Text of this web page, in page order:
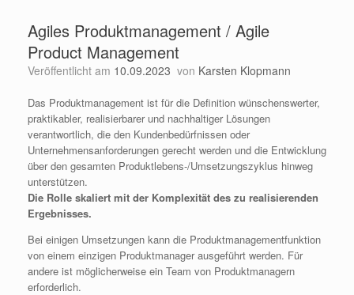
Agiles Produktmanagement / Agile
Product Management
Veröffentlicht am 10.09.2023 von Karsten Klopmann
Das Produktmanagement ist für die Definition wünschenswerter,
praktikabler, realisierbarer und nachhaltiger Lösungen
verantwortlich, die den Kundenbedürfnissen oder
Unternehmensanforderungen gerecht werden und die Entwicklung
über den gesamten Produktlebens-/Umsetzungszyklus hinweg
unterstützen.
Die Rolle skaliert mit der Komplexität des zu realisierenden
Ergebnisses.
Bei einigen Umsetzungen kann die Produktmanagementfunktion
von einem einzigen Produktmanager ausgeführt werden. Für
andere ist möglicherweise ein Team von Produktmanagern
erforderlich.